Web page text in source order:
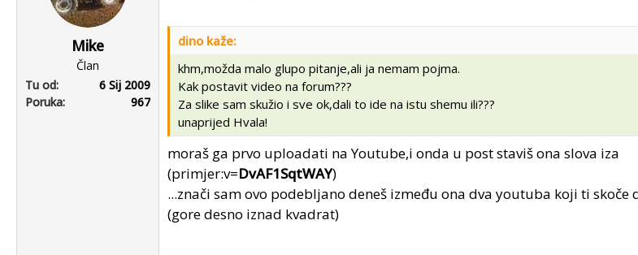
Mike
Član
Tu od
6 Sij 2009
Poruka
967
dino kaže:
khm,možda malo glupo pitanje,ali ja nemam pojma.
Kak postavit video na forum???
Za slike sam skužio i sve ok,dali to ide na istu shemu ili???
unaprijed Hvala!
moraš ga prvo uploadati na Youtube,i onda u post staviš ona slova iza
(primjer:v=DvAF1SqtWAY)
...znači sam ovo podebljano deneš između ona dva youtuba koji ti skoče
(gore desno iznad kvadrat)